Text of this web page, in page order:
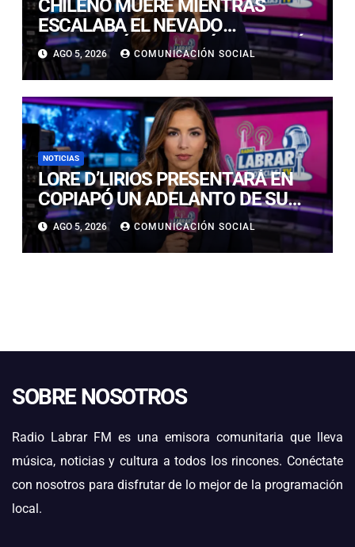
CHILENO MUERE MIENTRAS
ESCALABA EL NEVADO
HUASCARÁN EN PERÚ: SE HABRÍA
PRECIPITADO DESDE 900 METROS
AGO 5, 2026 COMUNICACIÓN SOCIAL
NOTICIAS
LORE D’LIRIOS PRESENTARÁ EN
COPIAPÓ UN ADELANTO DE SU
NUEVO ÁLBUM “FRUTOS Y
RAÍCES”
AGO 5, 2026 COMUNICACIÓN SOCIAL
SOBRE NOSOTROS
Radio Labrar FM es una emisora comunitaria que lleva
música, noticias y cultura a todos los rincones. Conéctate
con nosotros para disfrutar de lo mejor de la programación
local.